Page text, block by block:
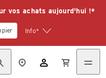
vos achats aujourd'hui !*
Info*